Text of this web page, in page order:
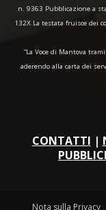
n. 9363 Pubblicazione a
132X La testata fruisce dei
“La Voce di Mantova
aderendo alla carta dei
CONTATTI |
Nota sulla Privacy